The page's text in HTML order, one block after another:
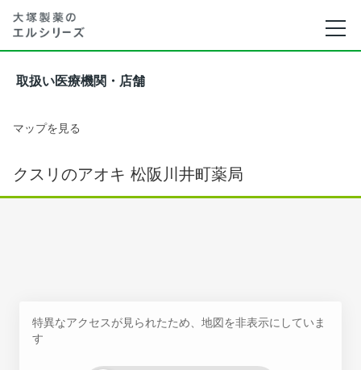
取扱い医療機関・店舗
マップを見る
クスリのアオキ 松阪川井町薬局
特異なアクセスが見られたため、地図を非表示にしていま
す